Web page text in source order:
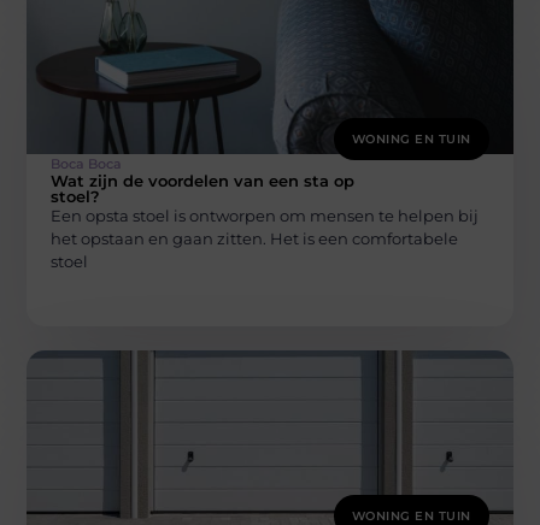
WONING EN TUIN
Boca Boca
Wat zijn de voordelen van een sta op
stoel?
Een opsta stoel is ontworpen om mensen te helpen bij
het opstaan en gaan zitten. Het is een comfortabele
stoel
WONING EN TUIN